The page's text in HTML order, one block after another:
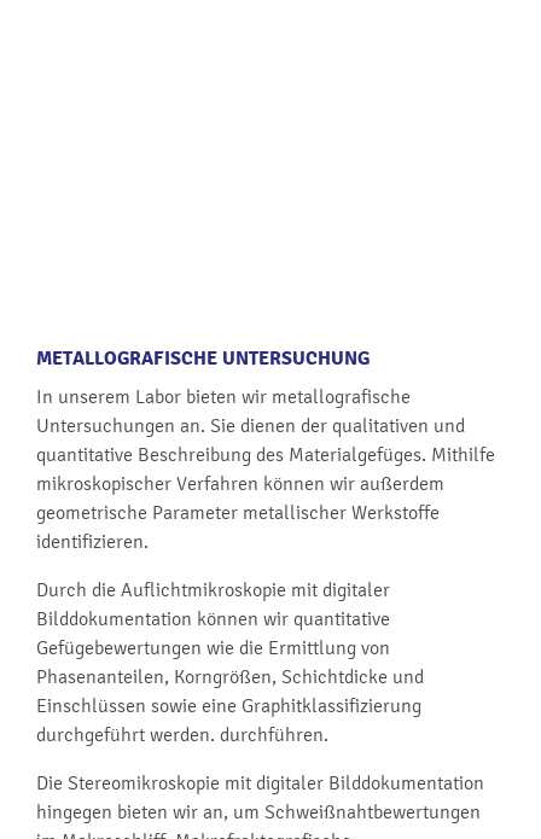
METALLOGRAFISCHE UNTERSUCHUNG
In unserem Labor bieten wir metallografische
Untersuchungen an. Sie dienen der qualitativen und
quantitative Beschreibung des Materialgefüges. Mithilfe
mikroskopischer Verfahren können wir außerdem
geometrische Parameter metallischer Werkstoffe
identifizieren.
Durch die Auflichtmikroskopie mit digitaler
Bilddokumentation können wir quantitative
Gefügebewertungen wie die Ermittlung von
Phasenanteilen, Korngrößen, Schichtdicke und
Einschlüssen sowie eine Graphitklassifizierung
durchgeführt werden. durchführen.
Die Stereomikroskopie mit digitaler Bilddokumentation
hingegen bieten wir an, um Schweißnahtbewertungen